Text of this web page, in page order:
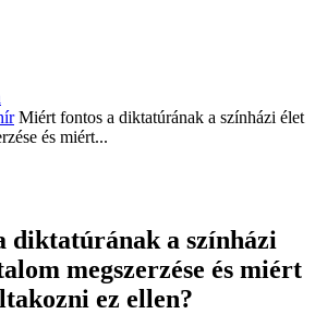
Miért fontos a diktatúrának a színházi élet
és miért...
diktatúrának a színházi
megszerzése és miért
ez ellen?